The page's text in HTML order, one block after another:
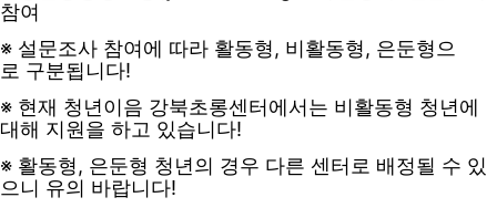
참여
※ 설문조사 참여에 따라 활동형, 비활동형, 은둔형으
로 구분됩니다!
※ 현재 청년이음 강북초롱센터에서는 비활동형 청년에
대해 지원을 하고 있습니다!
※ 활동형, 은둔형 청년의 경우 다른 센터로 배정될 수 있
으니 유의 바랍니다!